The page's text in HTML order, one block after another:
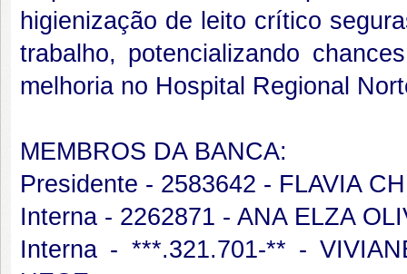
higienização de leito crítico
trabalho, potencializando
melhoria no Hospital Regional
MEMBROS DA BANCA:
Presidente - 2583642 - FLAVIA
Interna - 2262871 - ANA ELZA
Interna - ***.321.701-** -